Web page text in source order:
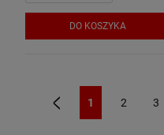
DO KOSZYKA
1 2 3